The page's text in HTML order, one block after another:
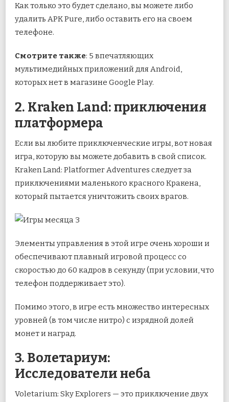
Как только это будет сделано, вы можете либо
удалить APK Pure, либо оставить его на своем
телефоне.
Смотрите также: 5 впечатляющих
мультимедийных приложений для Android,
которых нет в магазине Google Play.
2. Kraken Land: приключения
платформера
Если вы любите приключенческие игры, вот новая
игра, которую вы можете добавить в свой список.
Kraken Land: Platformer Adventures следует за
приключениями маленького красного Кракена,
который пытается уничтожить своих врагов.
Элементы управления в этой игре очень хороши и
обеспечивают плавный игровой процесс со
скоростью до 60 кадров в секунду (при условии, что
телефон поддерживает это).
Помимо этого, в игре есть множество интересных
уровней (в том числе нитро) с изрядной долей
монет и наград.
3. Волетариум:
Исследователи неба
Voletarium: Sky Explorers — это приключение двух